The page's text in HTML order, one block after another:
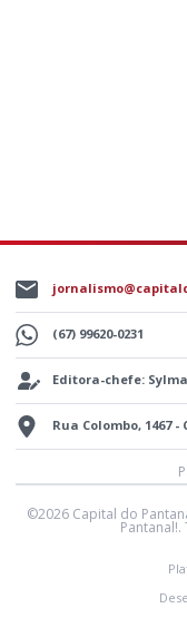
(67) 99620-0231
Editora-chefe:
Rua Colombo, 1467 -
©2026 Capital do